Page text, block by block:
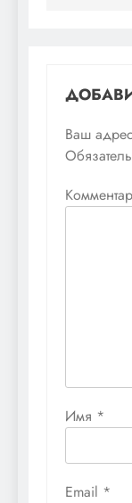
Ваш
Имя *
Email *